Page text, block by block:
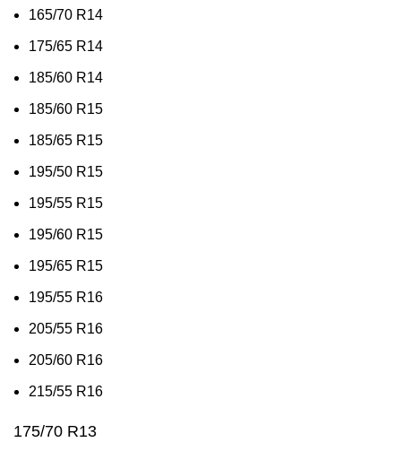
165/70 R14
175/65 R14
185/60 R14
185/60 R15
185/65 R15
195/50 R15
195/55 R15
195/60 R15
195/65 R15
195/55 R16
205/55 R16
205/60 R16
215/55 R16
175/70 R13